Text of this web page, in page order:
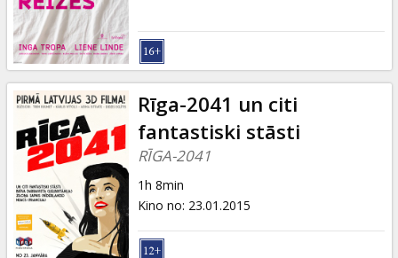
Rīga-2041 un citi
fantastiski stāsti
RĪGA-2041
1h 8min
Kino no: 23.01.2015